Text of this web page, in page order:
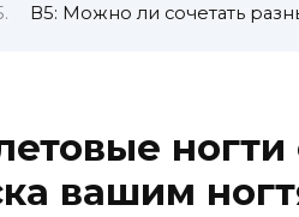
В5: Можно ли сочетать
вашим